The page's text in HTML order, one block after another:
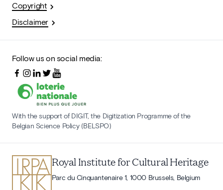
Copyright
Disclaimer
Follow us on social media:
With the support of DIGIT, the Digitization Programme of the
Belgian Science Policy (BELSPO)
Royal Institute for Cultural Heritage
Parc du Cinquantenaire 1, 1000 Brussels, Belgium